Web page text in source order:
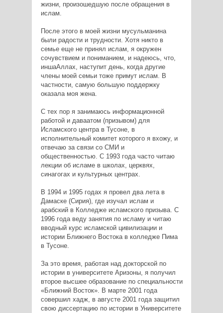
жизни, произошедшую после обращения в
ислам.
После этого в моей жизни мусульманина
были радости и трудности. Хотя никто в
семье еще не принял ислам, я окружен
сочувствием и пониманием, и надеюсь, что,
иншаАллах, наступит день, когда другие
члены моей семьи тоже примут ислам. В
частности, самую большую поддержку
оказала моя жена.
С тех пор я занимаюсь информационной
работой и даваатом (призывом) для
Исламского центра в Тусоне, в
исполнительный комитет которого я вхожу, и
отвечаю за связи со СМИ и
общественностью. С 1993 года часто читаю
лекции об исламе в школах, церквях,
синагогах и культурных центрах.
В 1994 и 1995 годах я провел два лета в
Дамаске (Сирия), где изучал ислам и
арабский в Колледже исламского призыва. С
1996 года веду занятия по исламу и читаю
вводный курс исламской цивилизации и
истории Ближнего Востока в колледже Пима
в Тусоне.
За это время, работая над докторской по
истории в университете Аризоны, я получил
второе высшее образование по специальности
«Ближний Восток». В марте 2001 года
совершил хадж, в августе 2001 года защитил
свою диссертацию по истории в Университете